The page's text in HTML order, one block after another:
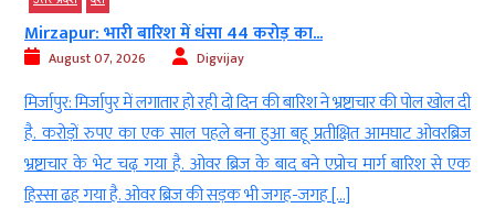
Mirzapur: भारी बारिश में धंसा 44 करोड़ का...
August 07, 2026 Digvijay
मिर्जापुर: मिर्जापुर में लगातार हो रही दो दिन की बारिश ने भ्रष्टाचार की पोल खोल दी
है. करोड़ों रुपए का एक साल पहले बना हुआ बहू प्रतीक्षित आमघाट ओवरब्रिज
भ्रष्टाचार के भेट चढ़ गया है. ओवर ब्रिज के बाद बने एप्रोच मार्ग बारिश से एक
हिस्सा ढह गया है. ओवर ब्रिज की सड़क भी जगह-जगह […]